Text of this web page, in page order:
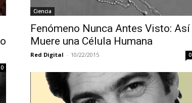
0
Ciencia
Fenómeno Nunca Antes Visto: Así
Muere una Célula Humana
Red Digital - 10/22/2015 0